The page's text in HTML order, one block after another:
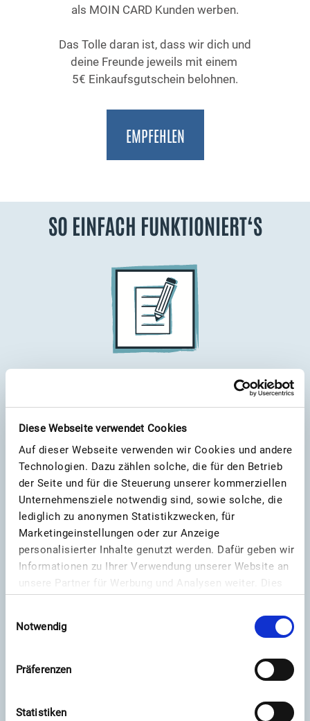
Diese Webseite verwendet Cookies
Auf dieser Webseite verwenden wir Cookies und andere
Technologien. Dazu zählen solche, die für den Betrieb
der Seite und für die Steuerung unserer kommerziellen
Unternehmensziele notwendig sind, sowie solche, die
lediglich zu anonymen Statistikzwecken, für
Marketingeinstellungen oder zur Anzeige
personalisierter Inhalte genutzt werden. Dafür geben wir
Informationen zu Ihrer Verwendung unserer Website an
unsere Partner für Werbung und Analysen weiter. Dies
Nutzungsprofile. Unsere Partner (vergleiche unter
„Details zeigen“) führen diese Informationen
ihnen bereitgestellt haben (bspw. anhand eines
persönlichen Accounts) oder welche sie im Rahmen
Ihrer Nutzung der Dienste gesammelt haben (bspw.
Nutzungsdaten anderer Geräte). Cookies werden zur
Notwendig
Präferenzen
Statistiken
als MOIN CARD Kunden werben.
Das Tolle daran ist, dass wir dich und
deine Freunde jeweils mit einem
5€ Einkaufsgutschein belohnen.
EMPFEHLEN
SO EINFACH FUNKTIONIERT‘S
Empfehlen